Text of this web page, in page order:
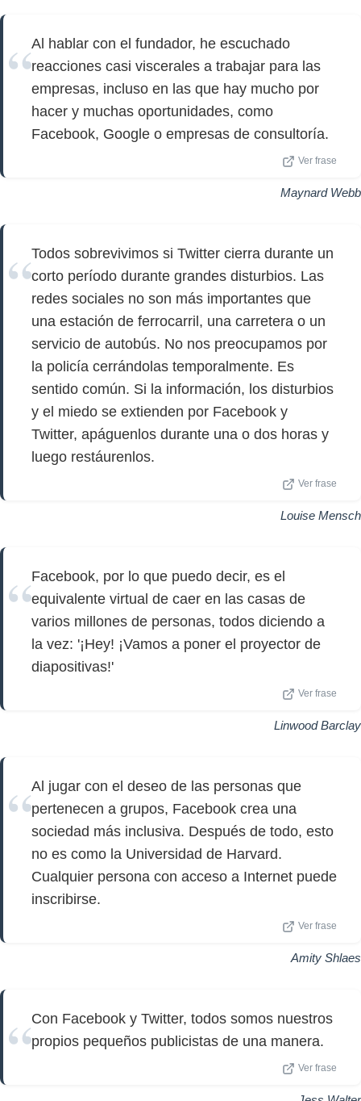
Al hablar con el fundador, he escuchado
reacciones casi viscerales a trabajar para las
empresas, incluso en las que hay mucho por
hacer y muchas oportunidades, como
Facebook, Google o empresas de consultoría.
Ver frase
Maynard Webb
Todos sobrevivimos si Twitter cierra durante un
corto período durante grandes disturbios. Las
redes sociales no son más importantes que
una estación de ferrocarril, una carretera o un
servicio de autobús. No nos preocupamos por
la policía cerrándolas temporalmente. Es
sentido común. Si la información, los disturbios
y el miedo se extienden por Facebook y
Twitter, apáguenlos durante una o dos horas y
luego restáurenlos.
Ver frase
Louise Mensch
Facebook, por lo que puedo decir, es el
equivalente virtual de caer en las casas de
varios millones de personas, todos diciendo a
la vez: '¡Hey! ¡Vamos a poner el proyector de
diapositivas!'
Ver frase
Linwood Barclay
Al jugar con el deseo de las personas que
pertenecen a grupos, Facebook crea una
sociedad más inclusiva. Después de todo, esto
no es como la Universidad de Harvard.
Cualquier persona con acceso a Internet puede
inscribirse.
Ver frase
Amity Shlaes
Con Facebook y Twitter, todos somos nuestros
propios pequeños publicistas de una manera.
Ver frase